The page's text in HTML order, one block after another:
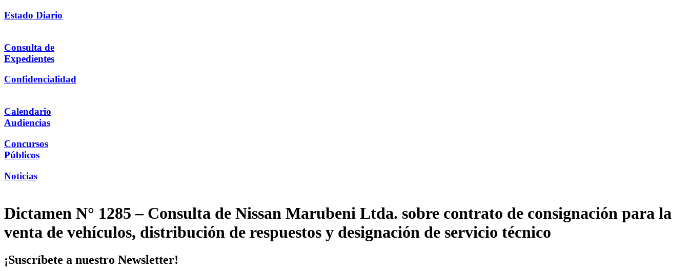
Estado Diario
Consulta de
Expedientes
Confidencialidad
Calendario
Audiencias
Concursos
Públicos
Noticias
Dictamen N° 1285 – Consulta de Nissan Marubeni Ltda. sobre contrato de consignación para la
venta de vehículos, distribución de respuestos y designación de servicio técnico
¡Suscríbete a nuestro Newsletter!